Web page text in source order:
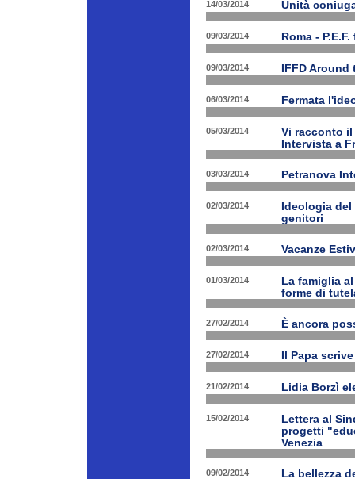
14/03/2014 Unità
09/03/2014 Roma -
09/03/2014 IFFD
06/03/2014 Fermata
05/03/2014
Vi racconto il
Intervista a
03/03/2014 Petranova
02/03/2014
Ideologia
genitori
02/03/2014 Vacanze
01/03/2014
La famiglia
forme di
27/02/2014 È ancora
27/02/2014 Il Papa
21/02/2014 Lidia Borzì
15/02/2014
Lettera al
progetti
Venezia
09/02/2014 La bellezza